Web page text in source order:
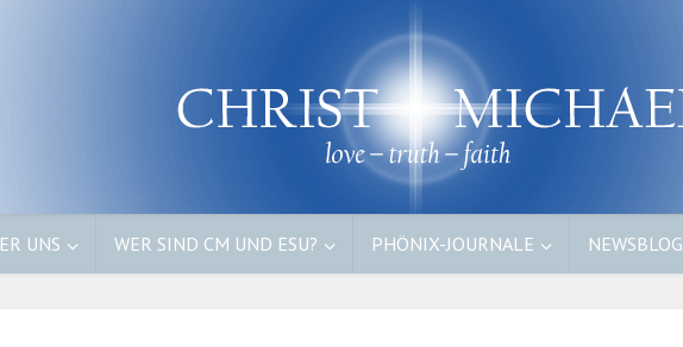
UNS WER SIND CM UND ESU? PHÖNIX-JOURNALE NEWSBLOG